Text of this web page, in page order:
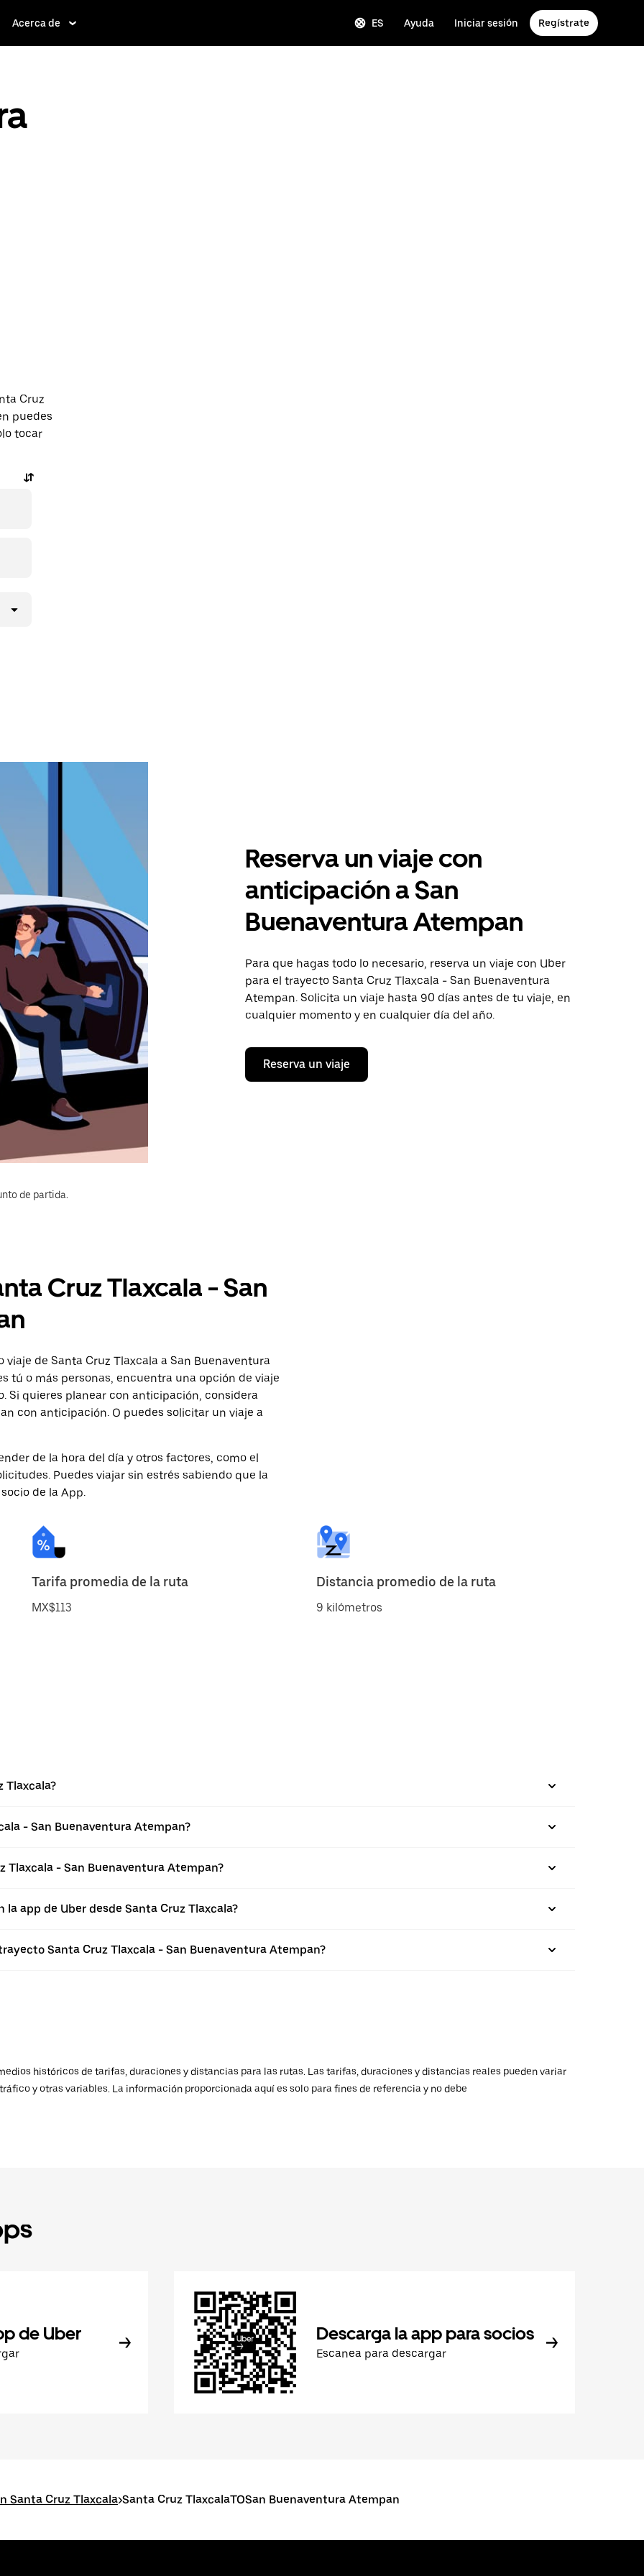
Acerca de ES Ayuda Iniciar sesión Regístrate
Cruz
puedes
tocar
Reserva un viaje con
anticipación a San
Buenaventura Atempan
Para que hagas todo lo necesario, reserva un viaje con Uber
para el trayecto Santa Cruz Tlaxcala - San Buenaventura
Atempan. Solicita un viaje hasta 90 días antes de tu viaje, en
cualquier momento y en cualquier día del año.
Reserva un viaje
de partida.
Cruz Tlaxcala - San
de Santa Cruz Tlaxcala a San Buenaventura
tú o más personas, encuentra una opción de viaje
Si quieres planear con anticipación, considera
con anticipación. O puedes solicitar un viaje a
de la hora del día y otros factores, como el
Puedes viajar sin estrés sabiendo que la
de la App.
Tarifa promedia de la ruta
MX$113
Distancia promedio de la ruta
9 kilómetros
Tlaxcala?
- San Buenaventura Atempan?
- San Buenaventura Atempan?
app de Uber desde Santa Cruz Tlaxcala?
Santa Cruz Tlaxcala - San Buenaventura Atempan?
históricos de tarifas, duraciones y distancias para las rutas. Las tarifas, duraciones y distancias reales pueden variar
y otras variables. La información proporcionada aquí es solo para fines de referencia y no debe
de Uber Descarga la app para socios
Escanea para descargar
Santa Cruz Tlaxcala>Santa Cruz TlaxcalaTOSan Buenaventura Atempan